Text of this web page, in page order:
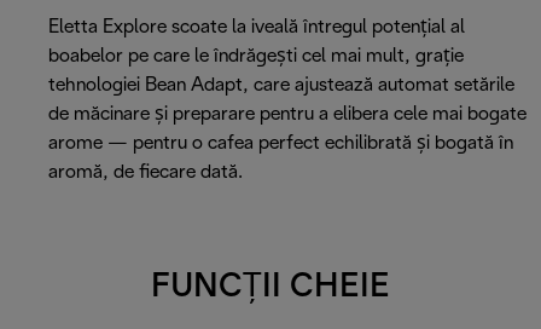
Eletta Explore scoate la iveală întregul potențial al
boabelor pe care le îndrăgești cel mai mult, grație
tehnologiei Bean Adapt, care ajustează automat setările
de măcinare și preparare pentru a elibera cele mai bogate
arome — pentru o cafea perfect echilibrată și bogată în
aromă, de fiecare dată.
FUNCȚII CHEIE